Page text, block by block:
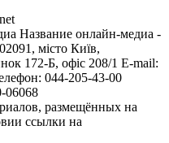
Название онлайн-медиа -
місто Київ,
172-Б, офіс 208/1 E-mail:
044-205-43-00
06068
размещённых на
ссылки на